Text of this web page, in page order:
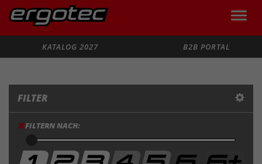
Toggle
KATALOG 2027
B2B PORTAL
FILTER
FILTERN NACH: